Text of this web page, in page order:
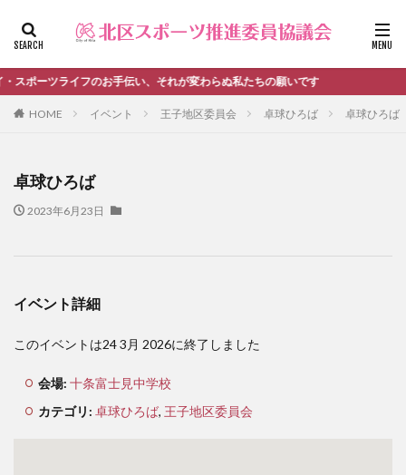
ポーツライフのお手伝い、それが変わらぬ私たちの願いです
HOME イベント 王子地区委員会 卓球ひろば 卓球ひろば
卓球ひろば
2023年6月23日
イベント詳細
このイベントは24 3月 2026に終了しました
会場: 十条富士見中学校
カテゴリ: 卓球ひろば, 王子地区委員会
ファッション デザイン 流行
カテゴリー
＃活動報告
おしらせ
健康ハイキング委員会からのご案内
活動報告
生涯スポーツ
田端文士ウォーク
講習会のご報告